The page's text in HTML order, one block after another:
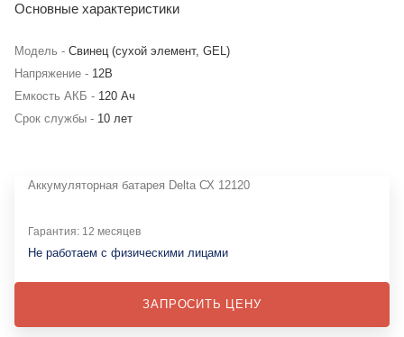
Основные характеристики
Модель - Свинец (сухой элемент, GEL)
Напряжение - 12В
Емкость АКБ - 120 Ач
Срок службы - 10 лет
Аккумуляторная батарея Delta СХ 12120
Гарантия: 12 месяцев
Не работаем с физическими лицами
ЗАПРОСИТЬ ЦЕНУ